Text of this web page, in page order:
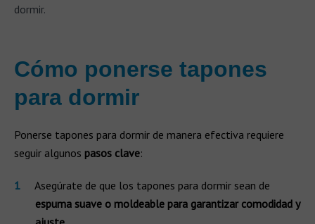
dormir.
Cómo ponerse tapones
para dormir
Ponerse tapones para dormir de manera efectiva requiere
seguir algunos pasos clave:
Asegúrate de que los tapones para dormir sean de
espuma suave o moldeable para garantizar comodidad y